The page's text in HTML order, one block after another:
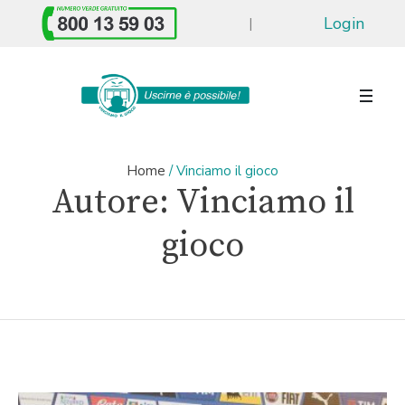
| Login
Home /Vinciamo il gioco
Autore: Vinciamo il
gioco